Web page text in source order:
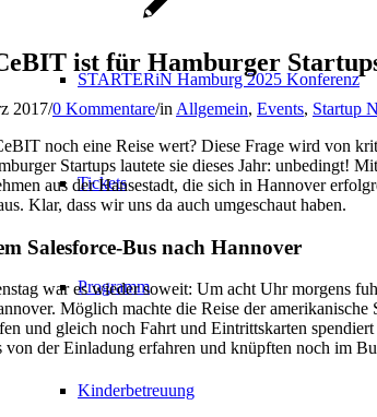
STARTERiN Hamburg 2025 Konferenz
Tickets
Programm
Kinderbetreuung
ist für Hamburger
2017/0 Kommentare/in Allgemein, Events, Startup
noch eine Reise wert? Diese Frage wird von
Startups lautete sie dieses Jahr: unbedingt!
aus der Hansestadt, die sich in Hannover
Klar, dass wir uns da auch umgeschaut haben.
Salesforce-Bus nach Hannover
war es wieder soweit: Um acht Uhr morgens
Möglich machte die Reise der
und gleich noch Fahrt und Eintrittskarten
von der Einladung erfahren und knüpften noch im